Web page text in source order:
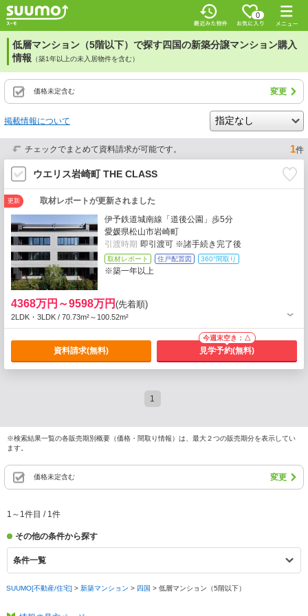
0
低層マンション（5階以下）で探す四国の新築分譲マンション購入
情報 （築1年以上の未入居物件を含む）
価格未定含む 変更
掲載情報について
チェックでまとめて資料請求が可能です。 1件
ウエリス岩崎町 THE CLASS
更新
取材レポートが更新されました
伊予鉄道城南線「道後公園」歩5分
愛媛県松山市岩崎町
引渡時期 即引渡可 ※諸手続き完了後
取材レポート 住戸配置図 360°間取り
※築一年以上
4368万円～9598万円 (先着順)
2LDK・3LDK / 70.73m²～100.52m²
資料請求(無料)
今週末空き：△
見学予約(無料)
1
※検索結果一覧の各販売期別概要（価格・間取り情報）は、最大２つの販売期分を表示してい
ます。
価格未定含む 変更
1 ～ 1件目 / 1件
その他の条件から探す
条件一覧
SUUMO[不動産/住宅] > 新築マンション > 四国 > 低層マンション（5階以下）